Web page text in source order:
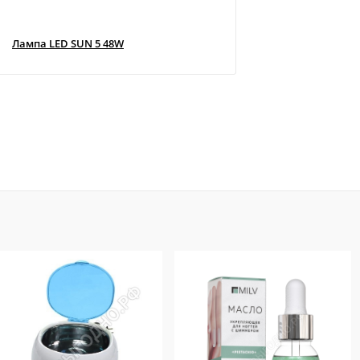
Лампа LED SUN 5 48W